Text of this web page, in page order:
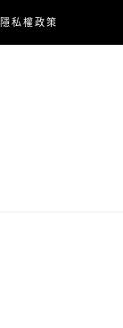
隱私權政策